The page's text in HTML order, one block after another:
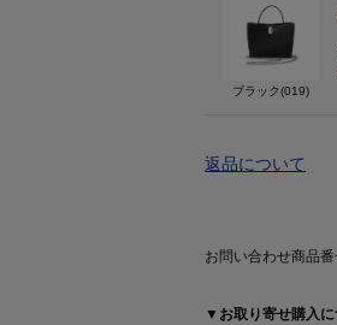
ブラック(019)
返品について
お問い合わせ商品番
▼お取り寄せ購入に